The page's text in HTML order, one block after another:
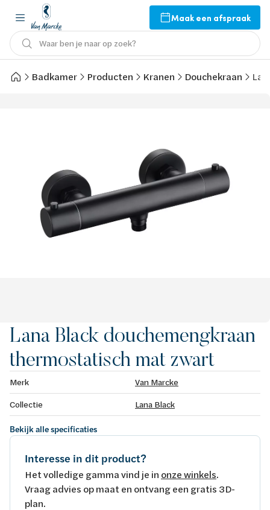
Maak een afspraak
Waar ben je naar op zoek?
Badkamer Producten Kranen Douchekraan
Lana Black douchemengkraan
thermostatisch mat zwart
Merk
Van Marcke
Collectie
Lana Black
Bekijk alle specificaties
Interesse in dit product?
Het volledige gamma vind je in onze winkels.
Vraag advies op maat en ontvang een gratis 3D-
plan.